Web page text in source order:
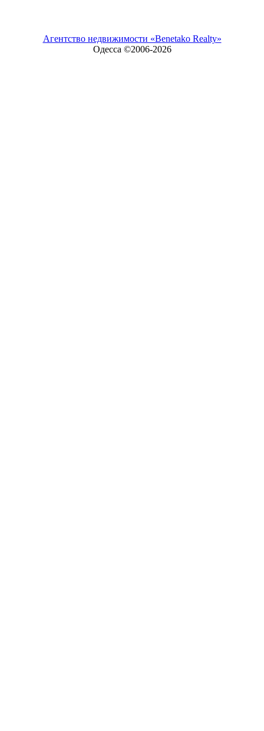
Агентство недвижимости «Benetako Realty»
Одесса ©2006-2026